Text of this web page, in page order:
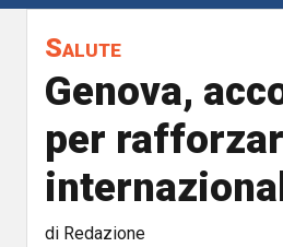
Salute
Genova,
per
di Redazione